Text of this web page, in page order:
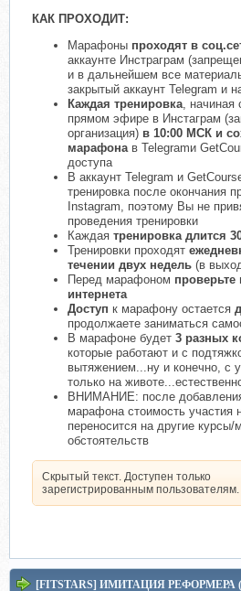
КАК ПРОХОДИТ:
Марафоны проходят в
аккаунте Инстраграм
и в дальнейшем все
закрытый аккаунт Telegram и
Каждая тренировка ,
прямом эфире в Инстаграм
организация) в 10:00 МСК и
марафона в Telegramи
доступа
В аккаунт Telegram и
тренировка после окончания
Instagram, поэтому Вы не
проведения тренировки
Каждая тренировка длится
Тренировки проходят
течении двух недель (в
Перед марафоном
интернета
Доступ к марафону остается
продолжаете заниматься
В марафоне будет 3 разных
которые работают и с
вытяжением...ну и конечно, с
только на
ВНИМАНИЕ: после
марафона стоимость участия
переносится на другие
обстоятельств
Скрытый текст. Доступен только
зарегистрированным пользователям.
[FITSTARS] ИМИТАЦИЯ